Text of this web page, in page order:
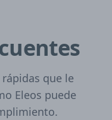
que le
Eleos puede